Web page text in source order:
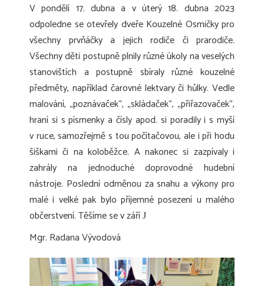
V pondělí 17. dubna a v úterý 18. dubna 2023
odpoledne se otevřely dveře Kouzelné Osmičky pro
všechny prvňáčky a jejich rodiče či prarodiče.
Všechny děti postupně plnily různé úkoly na veselých
stanovištích a postupně sbíraly různé kouzelné
předměty, například čarovné lektvary či hůlky. Vedle
malování, „poznávaček“, „skládaček“, „přiřazovaček“,
hraní si s písmenky a čísly apod. si poradily i s myší
v ruce, samozřejmě s tou počítačovou, ale i při hodu
šiškami či na koloběžce. A nakonec si zazpívaly i
zahrály na jednoduché doprovodné hudební
nástroje. Poslední odměnou za snahu a výkony pro
malé i velké pak bylo příjemné posezení u malého
občerstvení. Těšíme se v září J
Mgr. Radana Vývodová